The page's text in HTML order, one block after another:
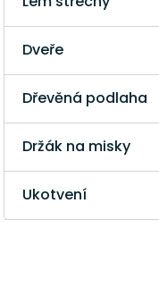
Dveře
Dřevěná podlaha
Držák na misky
Ukotvení